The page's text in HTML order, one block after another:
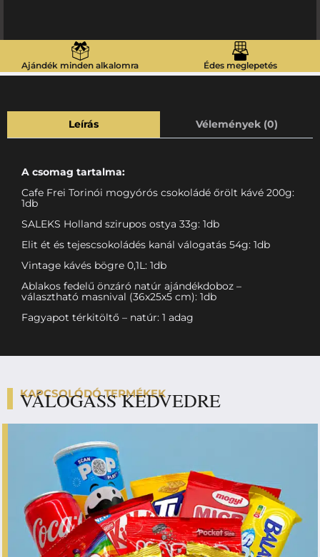
Ajándék minden alkalomra Édes meglepetés
Leírás Vélemények (0)
A csomag tartalma:
Cafe Frei Torinói mogyórós csokoládé őrölt kávé 200g:
1db
SALEKS Holland szirupos ostya 33g: 1db
Elit ét és tejescsokoládés kanál válogatás 54g: 1db
Vintage kávés bögre 0,1L: 1db
Ablakos fedelű önzáró natúr ajándékdoboz –
választható masnival (36x25x5 cm): 1db
Fagyapot térkitöltő – natúr: 1 adag
KAPCSOLÓDÓ TERMÉKEK
VÁLOGASS KEDVEDRE